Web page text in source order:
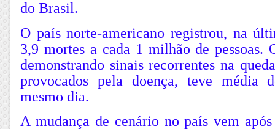
do Brasil.
O país norte-americano registrou, na
3,9 mortes a cada 1 milhão de pessoas.
demonstrando sinais recorrentes na
provocados pela doença, teve média
mesmo dia.
A mudança de cenário no país vem